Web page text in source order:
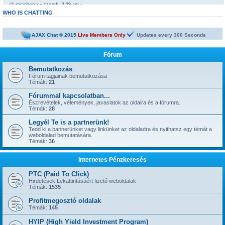
@mrarizona « szomb. 3:29 am »
https://netbiznisz.hu/viewtopic.php?t=10652
Bobabeten a futtbal vb miatt minden napra jut egy legalább egy freepick
@mrarizona « szomb. 3:28 am »
sziasztok!
Neked is
@mrarizona « hétf. 5:51 pm »
jónapot
@szepbalazs « kedd 8:22 am »
has started a new topic:Kickoffboss
@Admin « hétf. 8:49 pm »
has started a new topic:Újabb 1 év, gyerünk-gyerünk tovább
@szior « vas. 5:43 pm »
has started a new topic:
@Admin « kedd 9:38 am »
kavics13 « hétf. 10:48 pm »
Jól jönne egy admin....
@mrarizona « szer. 3:37 pm »
has started a new topic:BoaBet | Fogadóiroda és online kaszinó
@szepbalazs « pén. 10:28 pm »
has started a new topic:22bet
WHO IS CHATTING
AJAX Chat © 2015 Live Members Only Updates every 300 Seconds
Fórum
Bemutatkozás
Fórum tagjainak bemutatkozása
Témák: 21
Fórummal kapcsolatban...
Észrevételek, vélemények, javaslatok az oldalra és a fórumra.
Témák: 28
Legyél Te is a partnerünk!
Tedd ki a bannerünket vagy linkünket az oldaladra és nyithatsz egy témát a
weboldalad bemutatására.
Témák: 36
Internetes Pénzkeresés
PTC (Paid To Click)
Hirdetések Lekattintásáért fizető weboldalak
Témák: 1535
Profitmegosztó oldalak
Témák: 145
HYIP (High Yield Investment Program)